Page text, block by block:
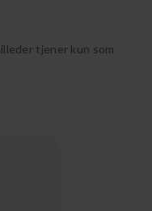
tjener kun som